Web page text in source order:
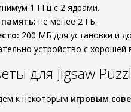
1 ГГц с 2 ядрами.
не менее 2 ГБ.
200 МБ для установки и
устройство с хорошей
для Jigsaw
к некоторым игровым